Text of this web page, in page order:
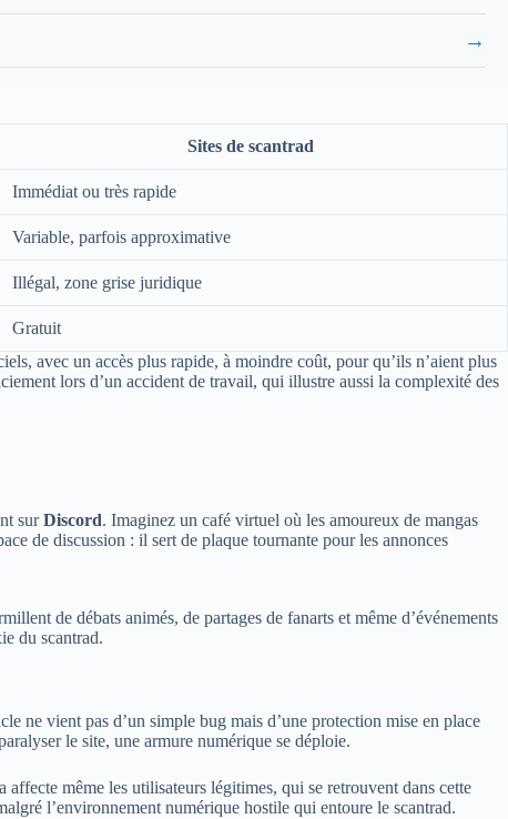
→
Sites de scantrad
Immédiat ou très rapide
Variable, parfois approximative
Illégal, zone grise juridique
Gratuit
avec un accès plus rapide, à moindre coût, pour qu’ils n’aient plus
lors d’un accident de travail, qui illustre aussi la complexité des
surDiscord. Imaginez un café virtuel où les amoureux de mangas
de discussion : il sert de plaque tournante pour les annonces
de débats animés, de partages de fanarts et même d’événements
du scantrad.
ne vient pas d’un simple bug mais d’une protection mise en place
le site, une armure numérique se déploie.
même les utilisateurs légitimes, qui se retrouvent dans cette
l’environnement numérique hostile qui entoure le scantrad.